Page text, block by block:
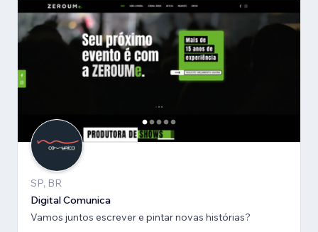
SP, BR
Digital Comunica
Vamos juntos escrever e pintar novas histórias?